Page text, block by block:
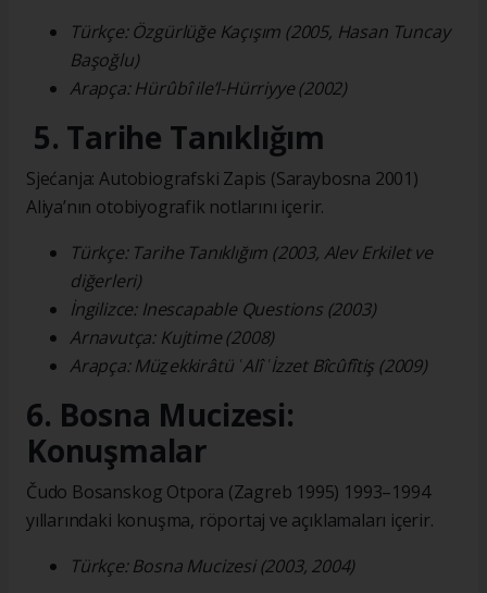
Türkçe: Özgürlüğe Kaçışım (2005, Hasan Tuncay
Başoğlu)
Arapça: Hürûbî ile’l-Hürriyye (2002)
5. Tarihe Tanıklığım
Sjećanja: Autobiografski Zapis (Saraybosna 2001)
Aliya’nın otobiyografik notlarını içerir.
Türkçe: Tarihe Tanıklığım (2003, Alev Erkilet ve
diğerleri)
İngilizce: Inescapable Questions (2003)
Arnavutça: Kujtime (2008)
Arapça: Müẕekkirâtü ʿAlî ʿİzzet Bîcûfîtiş (2009)
6. Bosna Mucizesi:
Konuşmalar
Čudo Bosanskog Otpora (Zagreb 1995) 1993–1994
yıllarındaki konuşma, röportaj ve açıklamaları içerir.
Türkçe: Bosna Mucizesi (2003, 2004)